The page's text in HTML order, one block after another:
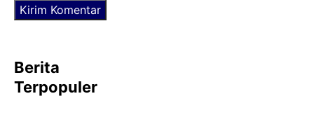
Berita
Terpopuler